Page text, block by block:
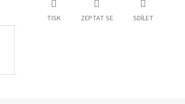
TISK ZEPTAT SE SDÍLET